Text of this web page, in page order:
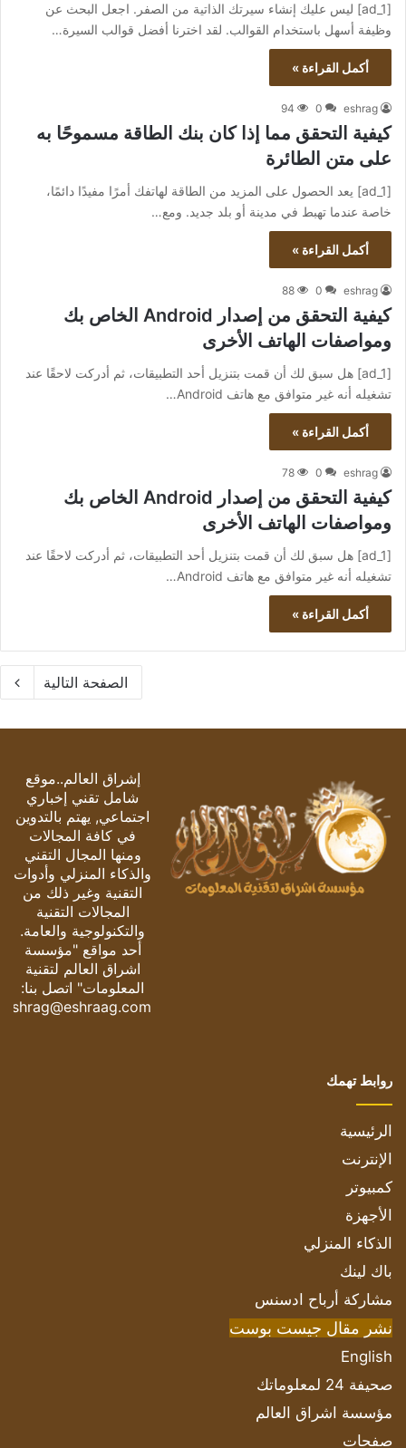
[ad_1] ليس عليك إنشاء سيرتك الذاتية من الصفر. اجعل البحث عن
وظيفة أسهل باستخدام القوالب. لقد اخترنا أفضل قوالب السيرة…
أكمل القراءة »
eshrag
0
94
كيفية التحقق مما إذا كان بنك الطاقة مسموحًا به
على متن الطائرة
[ad_1] يعد الحصول على المزيد من الطاقة لهاتفك أمرًا مفيدًا دائمًا،
خاصة عندما تهبط في مدينة أو بلد جديد. ومع…
أكمل القراءة »
eshrag
0
88
كيفية التحقق من إصدار Android الخاص بك
ومواصفات الهاتف الأخرى
[ad_1] هل سبق لك أن قمت بتنزيل أحد التطبيقات، ثم أدركت لاحقًا عند
تشغيله أنه غير متوافق مع هاتف Android…
أكمل القراءة »
eshrag
0
78
كيفية التحقق من إصدار Android الخاص بك
ومواصفات الهاتف الأخرى
[ad_1] هل سبق لك أن قمت بتنزيل أحد التطبيقات، ثم أدركت لاحقًا عند
تشغيله أنه غير متوافق مع هاتف Android…
أكمل القراءة »
الصفحة التالية
إشراق العالم..موقع
شامل تقني إخباري
اجتماعي, يهتم بالتدوين
في كافة المجالات
ومنها المجال التقني
والذكاء المنزلي وأدوات
التقنية وغير ذلك من
المجالات التقنية
والتكنولوجية والعامة.
أحد مواقع "مؤسسة
اشراق العالم لتقنية
المعلومات" اتصل بنا:
eshrag@eshraag.com
روابط تهمك
الرئيسية
الإنترنت
كمبيوتر
الأجهزة
الذكاء المنزلي
باك لينك
مشاركة أرباح ادسنس
نشر مقال جيست بوست
English
صحيفة 24 لمعلوماتك
مؤسسة اشراق العالم
صفحات